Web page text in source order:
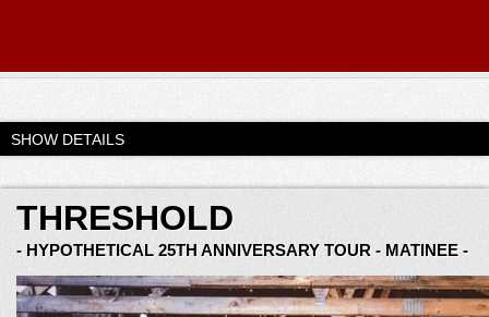
SHOW DETAILS
THRESHOLD
- HYPOTHETICAL 25TH ANNIVERSARY TOUR - MATINEE -